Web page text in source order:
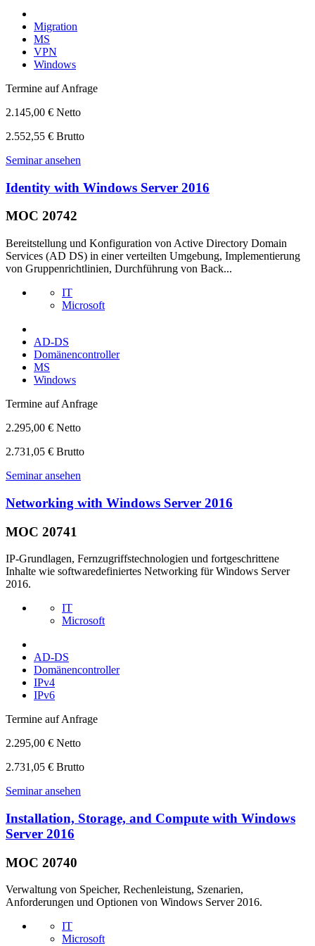
Migration
MS
VPN
Windows
Termine auf Anfrage
2.145,00 € Netto
2.552,55 € Brutto
Seminar ansehen
Identity with Windows Server 2016
MOC 20742
Bereitstellung und Konfiguration von Active Directory Domain
Services (AD DS) in einer verteilten Umgebung, Implementierung
von Gruppenrichtlinien, Durchführung von Back...
IT
Microsoft
AD-DS
Domänencontroller
MS
Windows
Termine auf Anfrage
2.295,00 € Netto
2.731,05 € Brutto
Seminar ansehen
Networking with Windows Server 2016
MOC 20741
IP-Grundlagen, Fernzugriffstechnologien und fortgeschrittene
Inhalte wie softwaredefiniertes Networking für Windows Server
2016.
IT
Microsoft
AD-DS
Domänencontroller
IPv4
IPv6
Termine auf Anfrage
2.295,00 € Netto
2.731,05 € Brutto
Seminar ansehen
Installation, Storage, and Compute with Windows
Server 2016
MOC 20740
Verwaltung von Speicher, Rechenleistung, Szenarien,
Anforderungen und Optionen von Windows Server 2016.
IT
Microsoft